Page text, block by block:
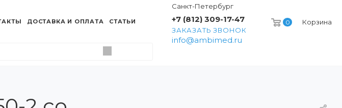
0 Корзина
Санкт-Петербург
+7 (812) 309-17-47
ЗАКАЗАТЬ ЗВОНОК
info@ambimed.ru
ДОСТАВКА И ОПЛАТА СТАТЬИ